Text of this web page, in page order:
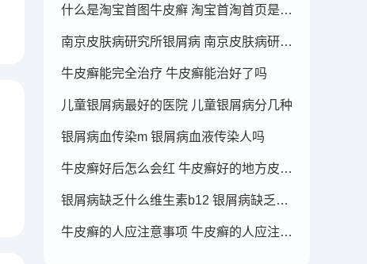
什么是淘宝首图牛皮癣 淘宝首淘首页是什么
南京皮肤病研究所银屑病 南京皮肤病研究所看银屑病哪个医生厉害
牛皮癣能完全治疗 牛皮癣能治好了吗
儿童银屑病最好的医院 儿童银屑病分几种
银屑病血传染m 银屑病血液传染人吗
牛皮癣好后怎么会红 牛皮癣好的地方皮肤变红
银屑病缺乏什么维生素b12 银屑病缺乏什么维生素b12可以补充
牛皮癣的人应注意事项 牛皮癣的人应注意事项